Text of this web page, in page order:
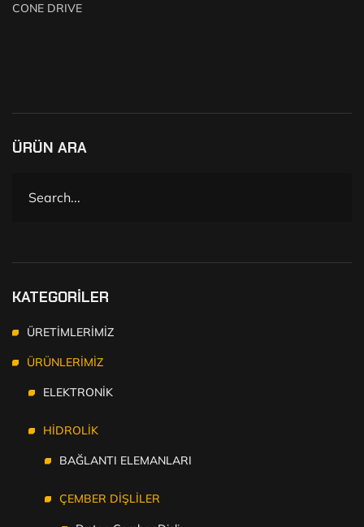
CONE DRIVE
ÜRÜN ARA
KATEGORİLER
ÜRETİMLERİMİZ
ÜRÜNLERİMİZ
ELEKTRONİK
HİDROLİK
BAĞLANTI ELEMANLARI
ÇEMBER DİŞLİLER